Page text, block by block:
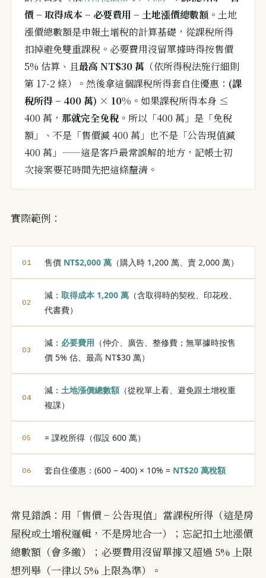
價 − 取得成本 − 必要費用 − 土地漲價總數額 。土地
漲價總數額是申報土增稅的計算基礎，從課稅所得
扣掉避免雙重課稅。必要費用沒留單據時得按售價
5% 估算、且最高 NT$30 萬 （依所得稅法施行細則
第 17-2 條）。然後拿這個課稅所得套自住優惠： (課
稅所得 − 400 萬) × 10% 。如果課稅所得本身 ≤
400 萬， 那就完全免稅 。所以「400 萬」是「免稅
額」、不是「售價減 400 萬」也不是「公告現值減
400 萬」——這是客戶最常誤解的地方，記帳士初
次接案要花時間先把這條釐清。
實際範例：
售價 NT$2,000 萬 （購入時 1,200 萬、賣 2,000 萬）
減： 取得成本 1,200 萬 （含取得時的契稅、印花稅、
代書費）
減： 必要費用 （仲介、廣告、整修費；無單據時按售
價 5% 估、最高 NT$30 萬）
減： 土地漲價總數額 （從稅單上看、避免跟土增稅重
複課）
= 課稅所得（假設 600 萬）
套自住優惠：(600 − 400) × 10% = NT$20 萬稅額
常見錯誤：用「售價 − 公告現值」當課稅所得（這是房
屋稅或土增稅邏輯，不是房地合一）；忘記扣土地漲價
總數額（會多繳）；必要費用沒留單據又超過 5% 上限
想列舉（一律以 5% 上限為準）。